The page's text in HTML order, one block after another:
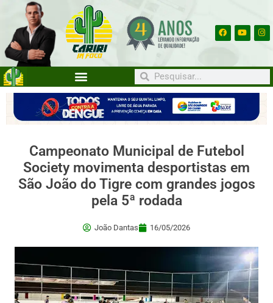
Campeonato Municipal de Futebol
Society movimenta desportistas em
São João do Tigre com grandes jogos
pela 5ª rodada
João Dantas 16/05/2026